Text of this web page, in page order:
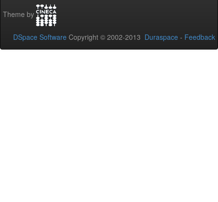
Theme by
DSpace Software Copyright © 2002-2013 Duraspace - Feedback